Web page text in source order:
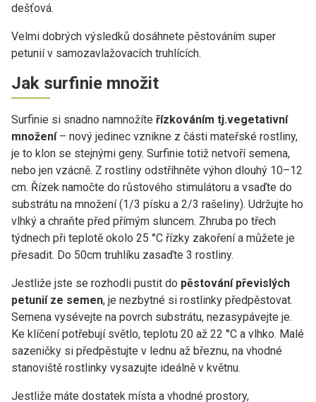
dešťová.
Velmi dobrých výsledků dosáhnete pěstováním super
petunií v samozavlažovacích truhlících.
Jak surfinie množit
Surfinie si snadno namnožíte řízkováním tj.vegetativní
množení– nový jedinec vznikne z části mateřské rostliny,
je to klon se stejnými geny. Surfinie totiž netvoří semena,
nebo jen vzácně. Z rostliny odstříhněte výhon dlouhý 10–12
cm. Řízek namočte do růstového stimulátoru a vsaďte do
substrátu na množení (1/3 písku a 2/3 rašeliny). Udržujte ho
vlhký a chraňte před přímým sluncem. Zhruba po třech
týdnech při teplotě okolo 25 °C řízky zakoření a můžete je
přesadit. Do 50cm truhlíku zasaďte 3 rostliny.
Jestliže jste se rozhodli pustit do pěstování převislých
petunií ze semen, je nezbytné si rostlinky předpěstovat.
Semena vysévejte na povrch substrátu, nezasypávejte je.
Ke klíčení potřebují světlo, teplotu 20 až 22 °C a vlhko. Malé
sazeničky si předpěstujte v lednu až březnu, na vhodné
stanoviště rostlinky vysazujte ideálně v květnu.
Jestliže máte dostatek místa a vhodné prostory,